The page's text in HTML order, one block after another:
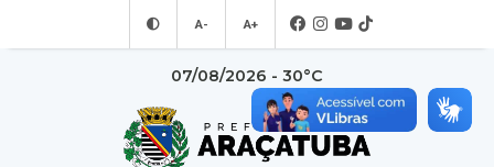
A- A+
07/08/2026 - 30°C